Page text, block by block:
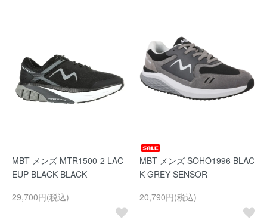
MBT メンズ MTR1500-2 LAC
EUP BLACK BLACK
29,700円(税込)
MBT メンズ SOHO1996 BLAC
K GREY SENSOR
20,790円(税込)